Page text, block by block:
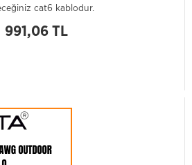
cat6 kablodur.
991,06 TL